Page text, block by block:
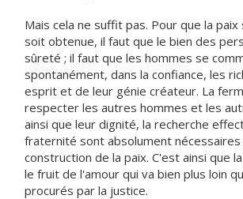
Mais cela ne suffit pas. Pour que la
soit obtenue, il faut que le bien des
sûreté ; il faut que les hommes se
spontanément, dans la confiance, les
esprit et de leur génie créateur. La
respecter les autres hommes et les
ainsi que leur dignité, la recherche
fraternité sont absolument nécessaires
construction de la paix. C'est ainsi que
le fruit de l'amour qui va bien plus loin
procurés par la justice.